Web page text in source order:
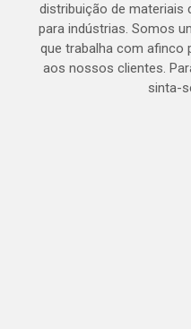
distribuição de materiais
para indústrias. Somos
que trabalha com afinco
aos nossos clientes.
sinta-